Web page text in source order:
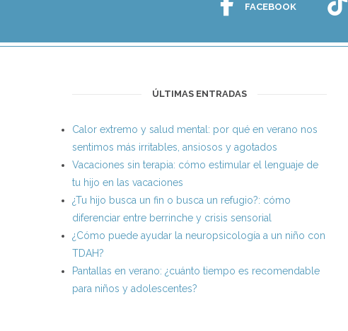
FACEBOOK
ÚLTIMAS ENTRADAS
Calor extremo y salud mental: por qué en verano nos
sentimos más irritables, ansiosos y agotados
Vacaciones sin terapia: cómo estimular el lenguaje de
tu hijo en las vacaciones
¿Tu hijo busca un fin o busca un refugio?: cómo
diferenciar entre berrinche y crisis sensorial
¿Cómo puede ayudar la neuropsicología a un niño con
TDAH?
Pantallas en verano: ¿cuánto tiempo es recomendable
para niños y adolescentes?